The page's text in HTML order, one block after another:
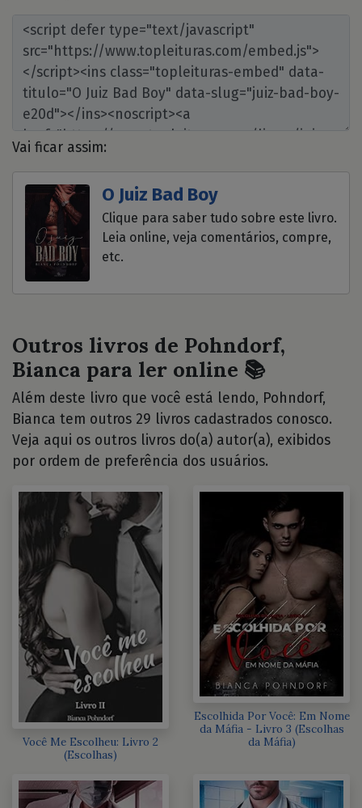
Vai ficar assim:
O Juiz Bad Boy
Clique para saber tudo sobre este livro.
Leia online, veja comentários, compre,
etc.
Outros livros de Pohndorf,
Bianca para ler online 📚
Além deste livro que você está lendo, Pohndorf,
Bianca tem outros 29 livros cadastrados conosco.
Veja aqui os outros livros do(a) autor(a), exibidos
por ordem de preferência dos usuários.
Você Me Escolheu: Livro 2
(Escolhas)
Escolhida Por Você: Em Nome
da Máfia - Livro 3 (Escolhas
da Máfia)